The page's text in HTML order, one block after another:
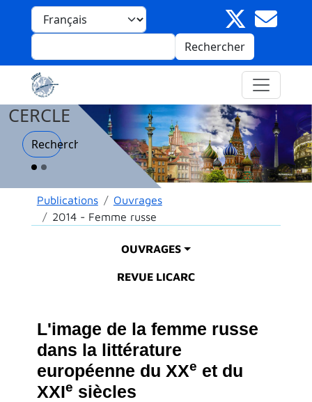
Aller au contenu principal
Select your language
Rechercher
CERCLE
Recherche
Fil d'Ariane
Publications
Ouvrages
2014 - Femme russe
OUVRAGES
REVUE LICARC
L'image de la femme russe
dans la littérature
européenne du XXe et du
XXIe siècles
Panneau de gestion des cookies